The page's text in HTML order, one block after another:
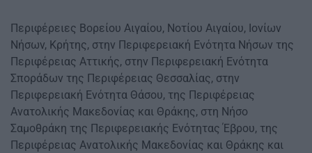
Περιφέρειες Βορείου Αιγαίου, Νοτίου Αιγαίου, Ιονίων
Νήσων, Κρήτης, στην Περιφερειακή Ενότητα Νήσων της
Περιφέρειας Αττικής, στην Περιφερειακή Ενότητα
Σποράδων της Περιφέρειας Θεσσαλίας, στην
Περιφερειακή Ενότητα Θάσου, της Περιφέρειας
Ανατολικής Μακεδονίας και Θράκης, στη Νήσο
Σαμοθράκη της Περιφερειακής Ενότητας Έβρου, της
Περιφέρειας Ανατολικής Μακεδονίας και Θράκης και